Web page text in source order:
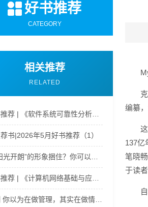
好书推荐
CATEGORY
相关推荐
RELATED
书|2026年5月好书推荐（1）
编纂
137亿
笔晓
于读